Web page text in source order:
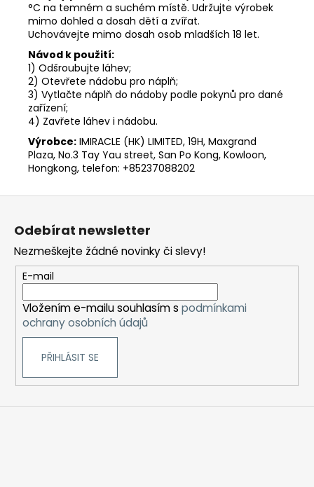
°C na temném a suchém místě. Udržujte výrobek
mimo dohled a dosah dětí a zvířat.
Uchovávejte mimo dosah osob mladších 18 let.
Návod k použití:
1) Odšroubujte láhev;
2) Otevřete nádobu pro náplň;
3) Vytlačte náplň do nádoby podle pokynů pro dané
zařízení;
4) Zavřete láhev i nádobu.
Výrobce: IMIRACLE (HK) LIMITED, 19H, Maxgrand
Plaza, No.3 Tay Yau street, San Po Kong, Kowloon,
Hongkong, telefon: +85237088202
Odebírat newsletter
Nezmeškejte žádné novinky či slevy!
E-mail
Vložením e-mailu souhlasím s podmínkami
ochrany osobních údajů
PŘIHLÁSIT SE